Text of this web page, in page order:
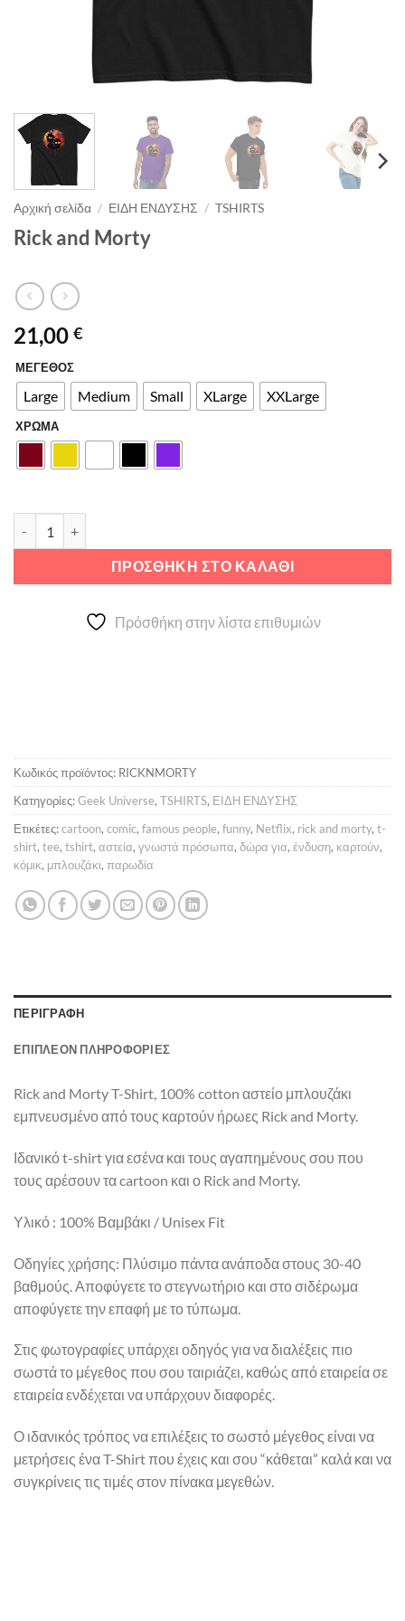
Αρχική σελίδα / ΕΙΔΗ ΕΝΔΥΣΗΣ / TSHIRTS
Rick and Morty
21,00 €
ΜΕΓΕΘΟΣ
Large Medium Small XLarge XXLarge
ΧΡΩΜΑ
ΠΡΟΣΘΉΚΗ ΣΤΟ ΚΑΛΆΘΙ
Alternative:
Πρόσθήκη στην λίστα επιθυμιών
Κωδικός προϊόντος: RICKNMORTY
Κατηγορίες:Geek Universe, TSHIRTS, ΕΙΔΗ ΕΝΔΥΣΗΣ
Ετικέτες:cartoon, comic, famous people, funny, Netflix, rick and morty, t-
shirt, tee, tshirt, αστεία, γνωστά πρόσωπα, δώρα για, ένδυση, καρτούν,
κόμικ, μπλουζάκι, παρωδία
ΠΕΡΙΓΡΑΦΉ
ΕΠΙΠΛΈΟΝ ΠΛΗΡΟΦΟΡΊΕΣ
Rick and Morty T-Shirt, 100% cotton αστείο μπλουζάκι
εμπνευσμένο από τους καρτούν ήρωες Rick and Morty.
Ιδανικό t-shirt για εσένα και τους αγαπημένους σου που
τους αρέσουν τα cartoon και ο Rick and Morty.
Υλικό : 100% Βαμβάκι / Unisex Fit
Οδηγίες χρήσης: Πλύσιμο πάντα ανάποδα στους 30-40
βαθμούς. Αποφύγετε το στεγνωτήριο και στο σιδέρωμα
αποφύγετε την επαφή με το τύπωμα.
Στις φωτογραφίες υπάρχει οδηγός για να διαλέξεις πιο
σωστά το μέγεθος που σου ταιριάζει, καθώς από εταιρεία σε
εταιρεία ενδέχεται να υπάρχουν διαφορές.
Ο ιδανικός τρόπος να επιλέξεις το σωστό μέγεθος είναι να
μετρήσεις ένα T-Shirt που έχεις και σου “κάθεται” καλά και να
συγκρίνεις τις τιμές στον πίνακα μεγεθών.